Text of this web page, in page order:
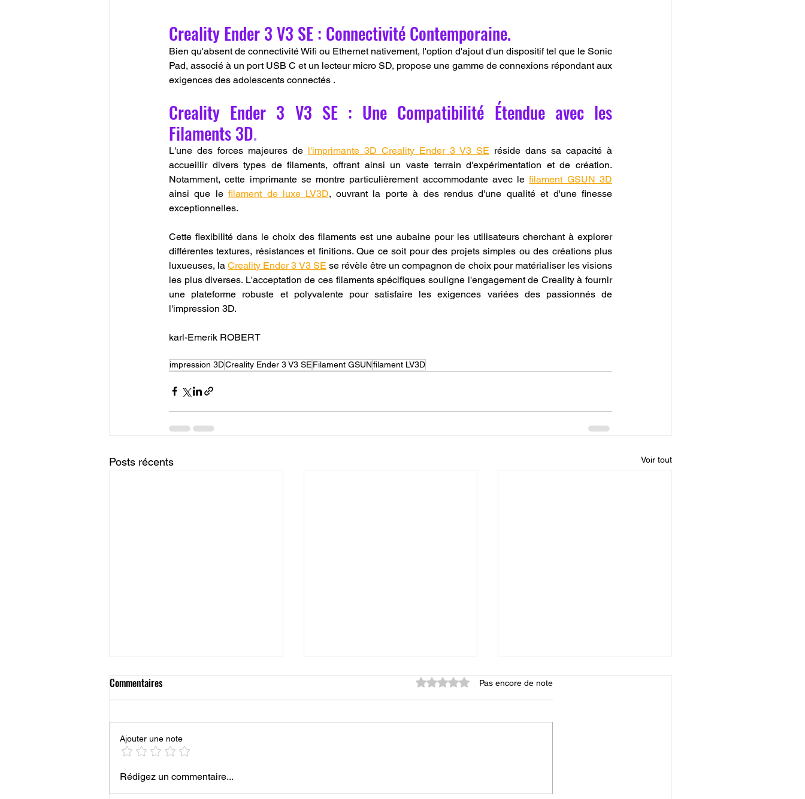
Creality Ender 3 V3 SE : Connectivité Contemporaine.
Bien qu'absent de connectivité Wifi ou Ethernet nativement, l'option d'ajout d'un dispositif tel que le Sonic
Pad, associé à un port USB C et un lecteur micro SD, propose une gamme de connexions répondant aux
exigences des adolescents connectés .
Creality Ender 3 V3 SE : Une Compatibilité Étendue avec les
Filaments 3D.
L'une des forces majeures de l'imprimante 3D Creality Ender 3 V3 SE réside dans sa capacité à
accueillir divers types de filaments, offrant ainsi un vaste terrain d'expérimentation et de création.
Notamment, cette imprimante se montre particulièrement accommodante avec le filament GSUN 3D
ainsi que le filament de luxe LV3D, ouvrant la porte à des rendus d'une qualité et d'une finesse
exceptionnelles.
Cette flexibilité dans le choix des filaments est une aubaine pour les utilisateurs cherchant à explorer
différentes textures, résistances et finitions. Que ce soit pour des projets simples ou des créations plus
luxueuses, la Creality Ender 3 V3 SE se révèle être un compagnon de choix pour matérialiser les visions
les plus diverses. L'acceptation de ces filaments spécifiques souligne l'engagement de Creality à fournir
une plateforme robuste et polyvalente pour satisfaire les exigences variées des passionnés de
l'impression 3D.
karl-Emerik ROBERT
impression 3DCreality Ender 3 V3 SEFilament GSUNfilament LV3D
Posts récents Voir tout
Imprimante 3D Bambu Lab A1 :
avis complet et test 2026
complet pour bien imprimer en
une imprimante 3D en 2026
Commentaires Noté 0 étoile sur 5.Pas encore de note
Ajouter une note
Rédigez un commentaire...